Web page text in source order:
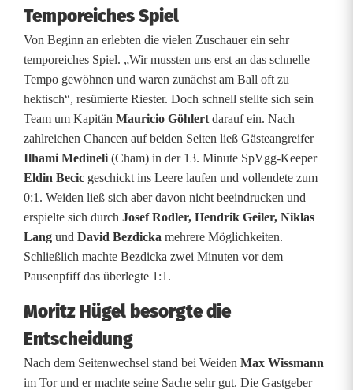
i
d
e
n
i
s
t
s
c
h
o
n
i
Temporeiches Spiel
Von Beginn an erlebten die vielen Zuschauer ein sehr
temporeiches Spiel. „Wir mussten uns erst an das schnelle
Tempo gewöhnen und waren zunächst am Ball oft zu
hektisch“, resümierte Riester. Doch schnell stellte sich sein
Team um Kapitän Mauricio Göhlert darauf ein. Nach
zahlreichen Chancen auf beiden Seiten ließ Gästeangreifer
Ilhami Medineli (Cham) in der 13. Minute SpVgg-Keeper
Eldin Becic geschickt ins Leere laufen und vollendete zum
0:1. Weiden ließ sich aber davon nicht beeindrucken und
erspielte sich durch Josef Rodler, Hendrik Geiler, Niklas
Lang und David Bezdicka mehrere Möglichkeiten.
Schließlich machte Bezdicka zwei Minuten vor dem
Pausenpfiff das überlegte 1:1.
Moritz Hügel besorgte die
Entscheidung
Nach dem Seitenwechsel stand bei Weiden Max Wissmann
im Tor und er machte seine Sache sehr gut. Die Gastgeber